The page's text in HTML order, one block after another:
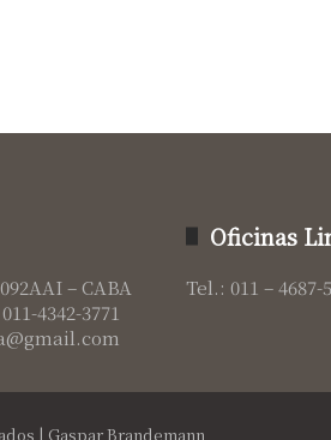
– CABA
4342-3771
Oficinas
Tel.: 011 – 4687-
| Gaspar Brandemann